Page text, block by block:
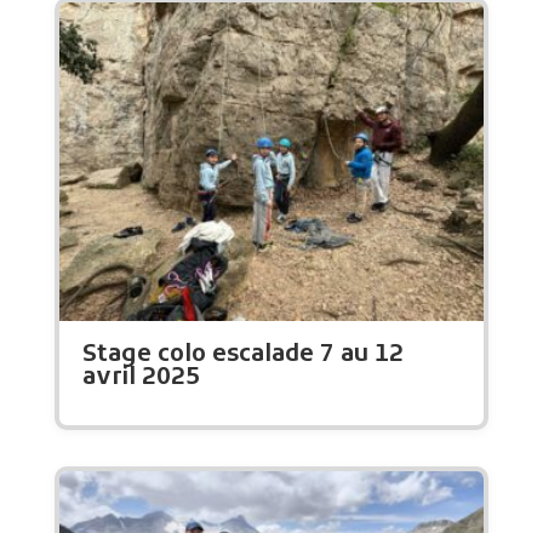
Stage colo escalade 7 au 12
avril 2025